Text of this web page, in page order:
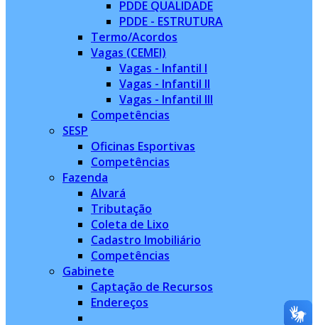
PDDE QUALIDADE
PDDE - ESTRUTURA
Termo/Acordos
Vagas (CEMEI)
Vagas - Infantil I
Vagas - Infantil II
Vagas - Infantil III
Competências
SESP
Oficinas Esportivas
Competências
Fazenda
Alvará
Tributação
Coleta de Lixo
Cadastro Imobiliário
Competências
Gabinete
Captação de Recursos
Endereços